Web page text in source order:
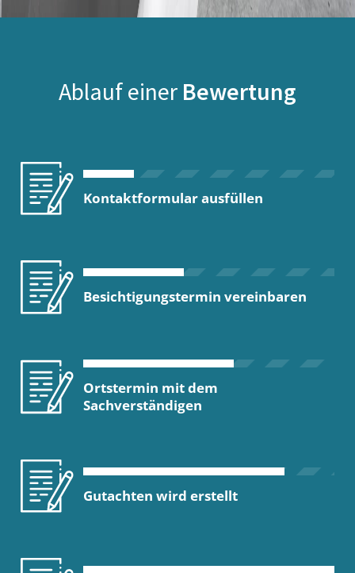
Ablauf einer Bewertung
Kontaktformular ausfüllen
Besichtigungstermin vereinbaren
Ortstermin mit dem
Sachverständigen
Gutachten wird erstellt